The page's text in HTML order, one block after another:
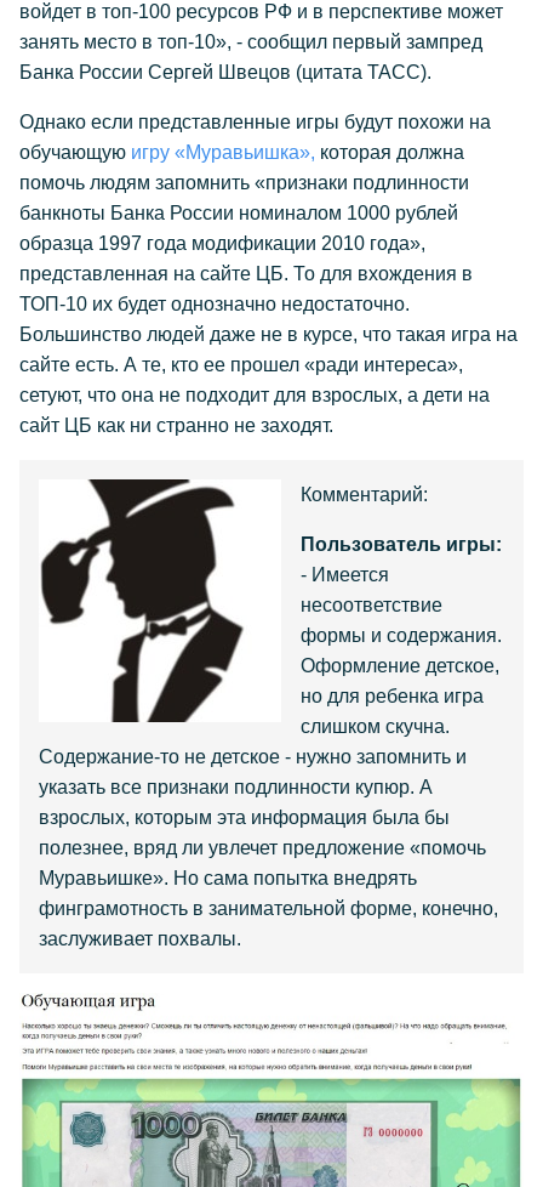
войдет в топ-100 ресурсов РФ и в перспективе может
занять место в топ-10», - сообщил первый зампред
Банка России Сергей Швецов (цитата ТАСС).
Однако если представленные игры будут похожи на
обучающую игру «Муравьишка», которая должна
помочь людям запомнить «признаки подлинности
банкноты Банка России номиналом 1000 рублей
образца 1997 года модификации 2010 года»,
представленная на сайте ЦБ. То для вхождения в
ТОП-10 их будет однозначно недостаточно.
Большинство людей даже не в курсе, что такая игра на
сайте есть. А те, кто ее прошел «ради интереса»,
сетуют, что она не подходит для взрослых, а дети на
сайт ЦБ как ни странно не заходят.
Комментарий:
Пользователь игры:
- Имеется
несоответствие
формы и содержания.
Оформление детское,
но для ребенка игра
слишком скучна.
Содержание-то не детское - нужно запомнить и
указать все признаки подлинности купюр. А
взрослых, которым эта информация была бы
полезнее, вряд ли увлечет предложение «помочь
Муравьишке». Но сама попытка внедрять
финграмотность в занимательной форме, конечно,
заслуживает похвалы.